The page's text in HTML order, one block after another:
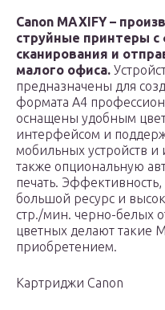
Canon MAXIFY –
струйные принтеры
сканирования и
малого офиса.
предназначены для
формата A4
оснащены удобным
интерфейсом и
мобильных устройств и
также опциональную
печать. Эффективность,
большой ресурс и
стр./мин. черно-белых
цветных делают такие
приобретением.
Картриджи Canon